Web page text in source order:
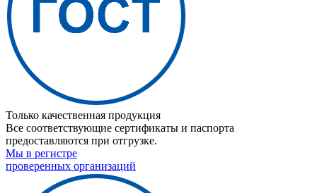
Только качественная продукция
Все соответствующие сертификаты и паспорта
предоставляются при отгрузке.
Мы в регистре
проверенных организаций